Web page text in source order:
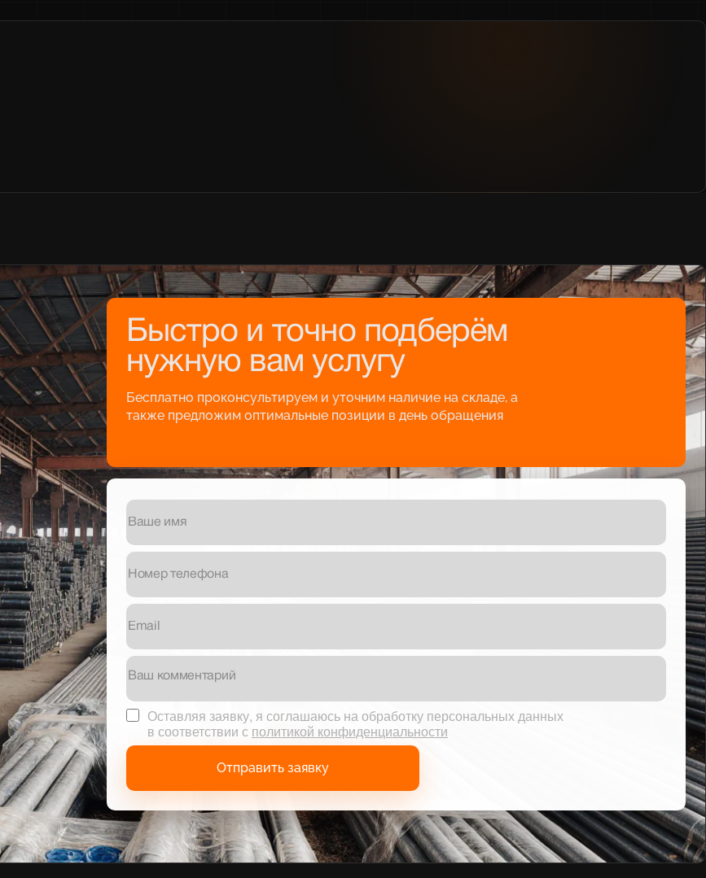
Быстро и точно подберём
нужную вам услугу
Бесплатно проконсультируем и уточним наличие на складе, а
также предложим оптимальные позиции в день обращения
Оставляя заявку, я соглашаюсь на обработку персональных данных
в соответствии с политикой конфиденциальности
Отправить заявку